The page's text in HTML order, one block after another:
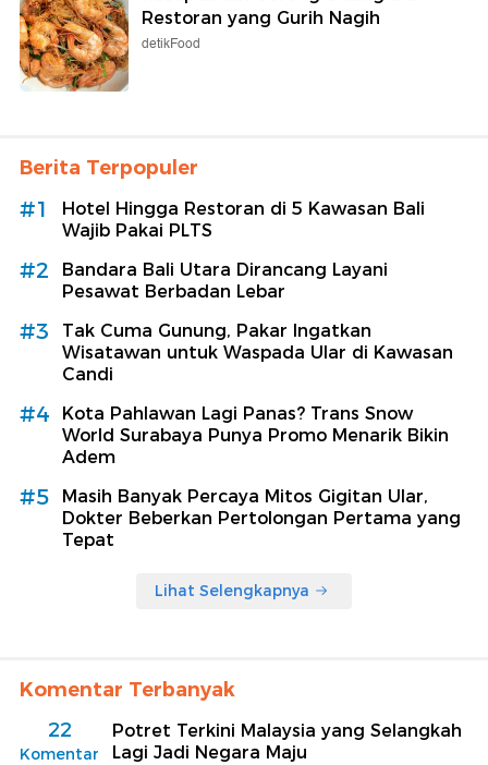
Restoran yang Gurih Nagih
detikFood
Berita Terpopuler
#1
Hotel Hingga Restoran di 5 Kawasan Bali
Wajib Pakai PLTS
#2
Bandara Bali Utara Dirancang Layani
Pesawat Berbadan Lebar
#3
Tak Cuma Gunung, Pakar Ingatkan
Wisatawan untuk Waspada Ular di Kawasan
Candi
#4
Kota Pahlawan Lagi Panas? Trans Snow
World Surabaya Punya Promo Menarik Bikin
Adem
#5
Masih Banyak Percaya Mitos Gigitan Ular,
Dokter Beberkan Pertolongan Pertama yang
Tepat
Lihat Selengkapnya
Komentar Terbanyak
22
Komentar
Potret Terkini Malaysia yang Selangkah
Lagi Jadi Negara Maju